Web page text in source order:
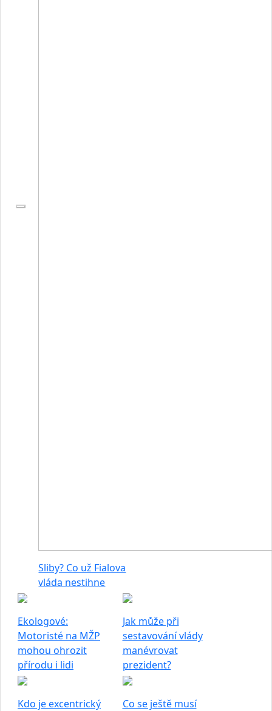
Sliby? Co už Fialova
vláda nestihne
Ekologové:
Motoristé na MŽP
mohou ohrozit
přírodu i lidi
Jak může při
sestavování vlády
manévrovat
prezident?
Kdo je excentrický
Co se ještě musí